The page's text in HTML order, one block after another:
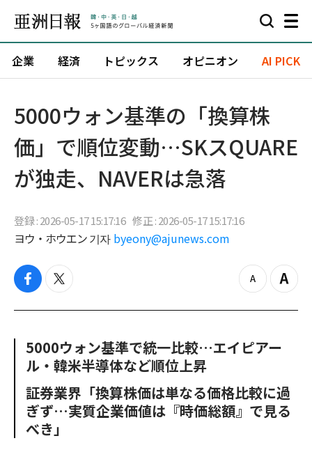
企業 経済 トピックス オピニオン AI PICK
5000ウォン基準の「換算株
価」で順位変動…SKスQUARE
が独走、NAVERは急落
登録 : 2026-05-17 15:17:16 修正 : 2026-05-17 15:17:16
ヨウ・ホウエン 기자 byeony@ajunews.com
f
c
o
o
t
i
e
r
z
o
u
Z
o
5000ウォン基準で統一比較…エイピアー
ル・韓米半導体など順位上昇
証券業界「換算株価は単なる価格比較に過
ぎず…実質企業価値は『時価総額』で見る
べき」